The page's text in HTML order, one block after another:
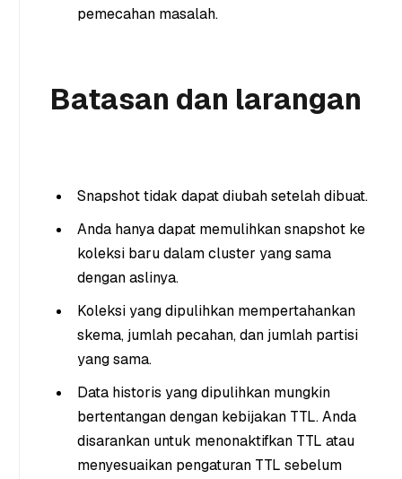
pemecahan masalah.
Batasan dan larangan
Snapshot tidak dapat diubah setelah dibuat.
Anda hanya dapat memulihkan snapshot ke
koleksi baru dalam cluster yang sama
dengan aslinya.
Koleksi yang dipulihkan mempertahankan
skema, jumlah pecahan, dan jumlah partisi
yang sama.
Data historis yang dipulihkan mungkin
bertentangan dengan kebijakan TTL. Anda
disarankan untuk menonaktifkan TTL atau
menyesuaikan pengaturan TTL sebelum